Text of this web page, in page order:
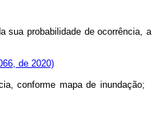
sua probabilidade de ocorrência, a
de 2020)
conforme mapa de inundação;